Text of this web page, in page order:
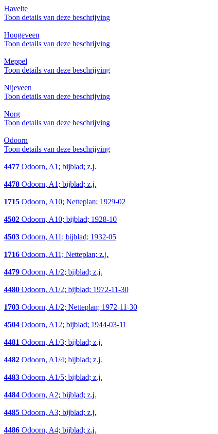
Havelte
Toon details van deze beschrijving
Hoogeveen
Toon details van deze beschrijving
Meppel
Toon details van deze beschrijving
Nijeveen
Toon details van deze beschrijving
Norg
Toon details van deze beschrijving
Odoorn
Toon details van deze beschrijving
4477 Odoorn, A1; bijblad; z.j.
4478 Odoorn, A1; bijblad; z.j.
1715 Odoorn, A10; Netteplan; 1929-02
4502 Odoorn, A10; bijblad; 1928-10
4503 Odoorn, A11; bijblad; 1932-05
1716 Odoorn, A11; Netteplan; z.j.
4479 Odoorn, A1/2; bijblad; z.j.
4480 Odoorn, A1/2; bijblad; 1972-11-30
1703 Odoorn, A1/2; Netteplan; 1972-11-30
4504 Odoorn, A12; bijblad; 1944-03-11
4481 Odoorn, A1/3; bijblad; z.j.
4482 Odoorn, A1/4; bijblad; z.j.
4483 Odoorn, A1/5; bijblad; z.j.
4484 Odoorn, A2; bijblad; z.j.
4485 Odoorn, A3; bijblad; z.j.
4486 Odoorn, A4; bijblad; z.j.